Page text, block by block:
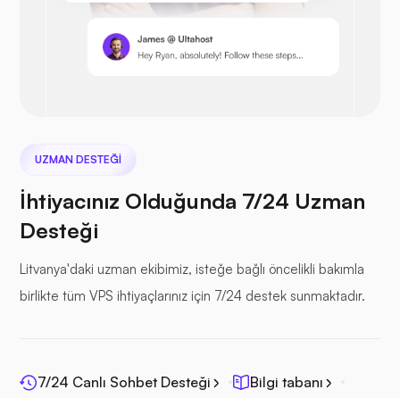
Prestashop
Deniz Dosyası
Fotoprizma
UZMAN DESTEĞI
İhtiyacınız Olduğunda 7/24 Uzman
Desteği
Litvanya'daki uzman ekibimiz, isteğe bağlı öncelikli bakımla
birlikte tüm VPS ihtiyaçlarınız için 7/24 destek sunmaktadır.
7/24 Canlı Sohbet Desteği
Bilgi tabanı